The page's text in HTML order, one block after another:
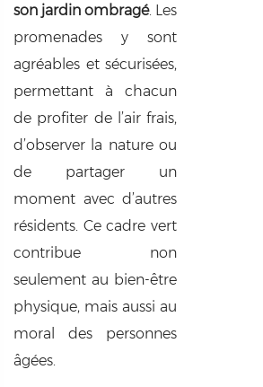
son jardin ombragé. Les
promenades y sont
agréables et sécurisées,
permettant à chacun
de profiter de l’air frais,
d’observer la nature ou
de partager un
moment avec d’autres
résidents. Ce cadre vert
contribue non
seulement au bien-être
physique, mais aussi au
moral des personnes
âgées.